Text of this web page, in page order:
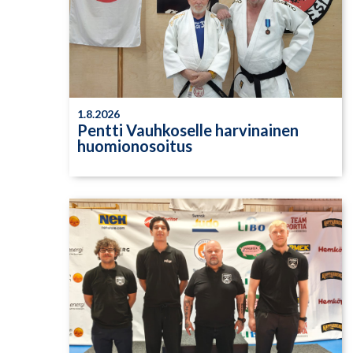
1.8.2026
Pentti Vauhkoselle harvinainen
huomionosoitus